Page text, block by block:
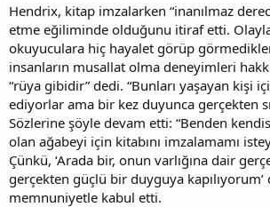
Hendrix, kitap imzalarken “inanılmaz
etme eğiliminde olduğunu itiraf etti.
okuyuculara hiç hayalet görüp
insanların musallat olma deneyimleri
“rüya gibidir” dedi. “Bunları yaşayan kişi
ediyorlar ama bir kez duyunca gerçekten
Sözlerine şöyle devam etti: “Benden
olan ağabeyi için kitabını imzalamamı
Çünkü, ‘Arada bir, onun varlığına dair
gerçekten güçlü bir duyguya kapılıyorum’
memnuniyetle kabul etti.